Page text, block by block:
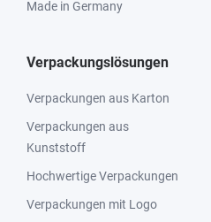
Made in Germany
Verpackungslösungen
Verpackungen aus Karton
Verpackungen aus
Kunststoff
Hochwertige Verpackungen
Verpackungen mit Logo